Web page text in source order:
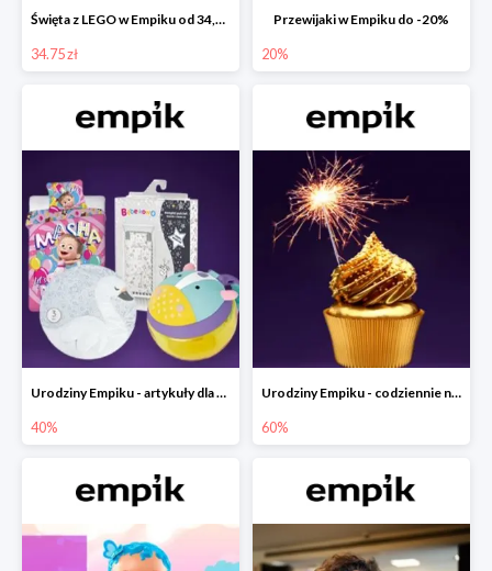
Święta z LEGO w Empiku od 34,75 zł
34.75 zł
Przewijaki w Empiku do -20%
20%
Urodziny Empiku - artykuły dla mamy i dziecka do -40%
40%
Urodziny Empiku - codziennie nowe okazje nawet do -60%
60%